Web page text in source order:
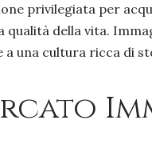
privilegiata per
qualità della vita.
a una cultura ricca di